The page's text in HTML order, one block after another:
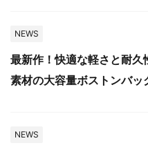
NEWS
最新作！快適な軽さと耐久
素材の大容量ボストンバッ
NEWS